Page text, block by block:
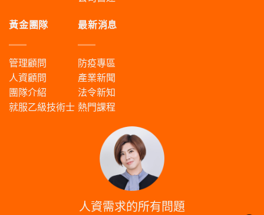
黃金團隊
管理顧問
人資顧問
團隊介紹
就服乙級技術士
最新消息
防疫專區
產業新聞
法令新知
熱門課程
人資需求的所有問題